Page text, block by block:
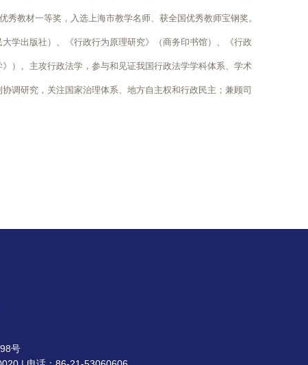
教材一等奖，入选上海市教学名师、获全国优秀教师宝钢奖。
学出版社）、《行政行为原理研究》（商务印书馆）、《行政
）。主攻行政法学，参与和见证我国行政法学学科体系、学术
调研究，关注国家治理体系、地方自主权和行政民主；兼顾司
号